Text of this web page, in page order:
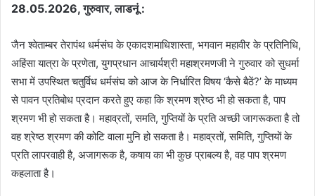
28.05.2026, गुरुवार, लाडनूं :
जैन श्वेताम्बर तेरापंथ धर्मसंघ के एकादशमाधिशास्ता, भगवान महावीर के प्रतिनिधि,
अहिंसा यात्रा के प्रणेता, युगप्रधान आचार्यश्री महाश्रमणजी ने गुरुवार को सुधर्मा
सभा में उपस्थित चतुर्विध धर्मसंघ को आज के निर्धारित विषय ‘कैसे बैठें?’ के माध्यम
से पावन प्रतिबोध प्रदान करते हुए कहा कि श्रमण श्रेष्ठ भी हो सकता है, पाप
श्रमण भी हो सकता है। महाव्रतों, समति, गुप्तियों के प्रति अच्छी जागरूकता है तो
वह श्रेष्ठ श्रमण की कोटि वाला मुनि हो सकता है। महाव्रतों, समिति, गुप्तियों के
प्रति लापरवाही है, अजागरूक है, कषाय का भी कुछ प्राबल्य है, वह पाप श्रमण
कहलाता है।